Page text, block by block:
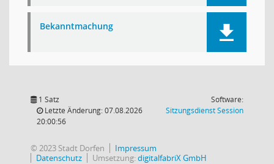
Bekanntmachung
1 Satz
Letzte Änderung: 07.08.2026
20:00:56
Software:
SitzungsdienstSession(Wird in
© 2023 Stadt Dorfen
Impressum
Datenschutz
Umsetzung:digitalfabriX GmbH